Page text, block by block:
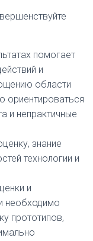
помогает
и
области
ориентироваться
и непрактичные
знание
технологии и
и
необходимо
прототипов,